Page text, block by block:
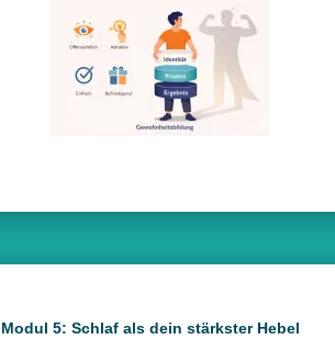
Modul 5: Schlaf als dein stärkster Hebel